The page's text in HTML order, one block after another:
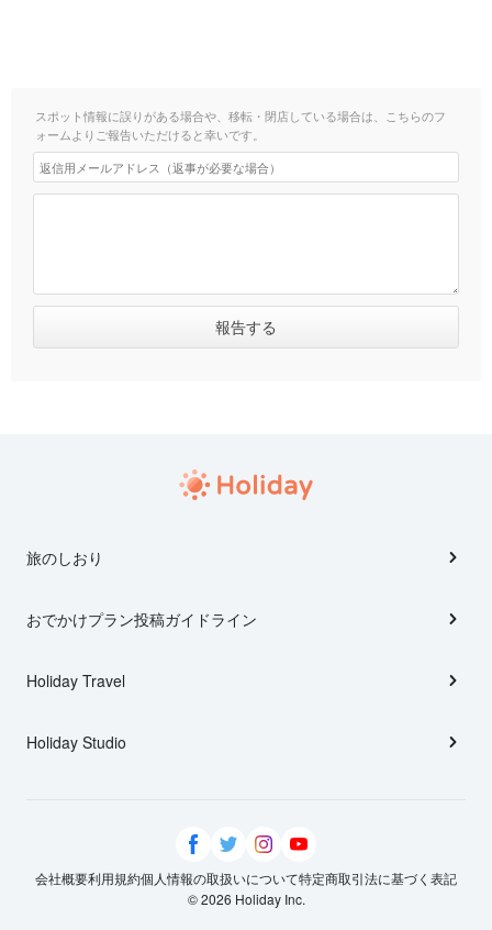
スポット情報に誤りがある場合や、移転・閉店している場合は、こちらのフ
ォームよりご報告いただけると幸いです。
旅のしおり
おでかけプラン投稿ガイドライン
Holiday Travel
Holiday Studio
会社概要利用規約個人情報の取扱いについて特定商取引法に基づく表記
© 2026 Holiday Inc.